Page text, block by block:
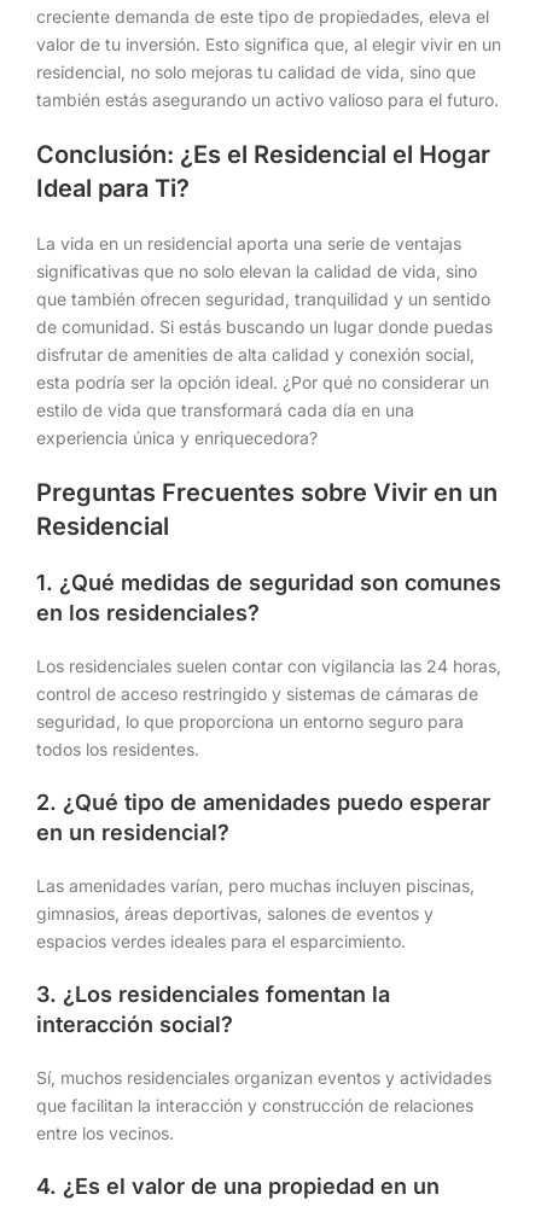
creciente demanda de este tipo de propiedades, eleva el
valor de tu inversión. Esto significa que, al elegir vivir en un
residencial, no solo mejoras tu calidad de vida, sino que
también estás asegurando un activo valioso para el futuro.
Conclusión: ¿Es el Residencial el Hogar
Ideal para Ti?
La vida en un residencial aporta una serie de ventajas
significativas que no solo elevan la calidad de vida, sino
que también ofrecen seguridad, tranquilidad y un sentido
de comunidad. Si estás buscando un lugar donde puedas
disfrutar de amenities de alta calidad y conexión social,
esta podría ser la opción ideal. ¿Por qué no considerar un
estilo de vida que transformará cada día en una
experiencia única y enriquecedora?
Preguntas Frecuentes sobre Vivir en un
Residencial
1. ¿Qué medidas de seguridad son comunes
en los residenciales?
Los residenciales suelen contar con vigilancia las 24 horas,
control de acceso restringido y sistemas de cámaras de
seguridad, lo que proporciona un entorno seguro para
todos los residentes.
2. ¿Qué tipo de amenidades puedo esperar
en un residencial?
Las amenidades varían, pero muchas incluyen piscinas,
gimnasios, áreas deportivas, salones de eventos y
espacios verdes ideales para el esparcimiento.
3. ¿Los residenciales fomentan la
interacción social?
Sí, muchos residenciales organizan eventos y actividades
que facilitan la interacción y construcción de relaciones
entre los vecinos.
4. ¿Es el valor de una propiedad en un